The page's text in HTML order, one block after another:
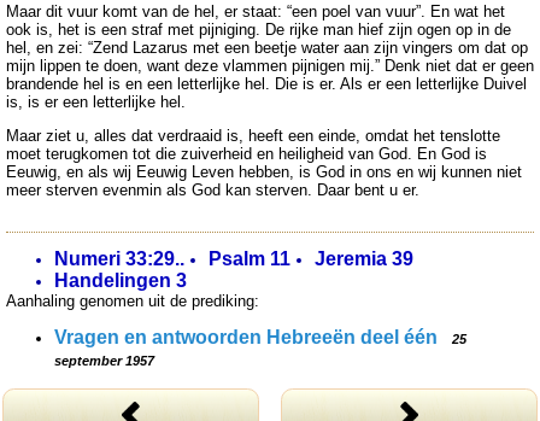
Maar dit vuur komt van de hel, er staat: “een poel van vuur”. En wat het
ook is, het is een straf met pijniging. De rijke man hief zijn ogen op in de
hel, en zei: “Zend Lazarus met een beetje water aan zijn vingers om dat op
mijn lippen te doen, want deze vlammen pijnigen mij.” Denk niet dat er geen
brandende hel is en een letterlijke hel. Die is er. Als er een letterlijke Duivel
is, is er een letterlijke hel.
Maar ziet u, alles dat verdraaid is, heeft een einde, omdat het tenslotte
moet terugkomen tot die zuiverheid en heiligheid van God. En God is
Eeuwig, en als wij Eeuwig Leven hebben, is God in ons en wij kunnen niet
meer sterven evenmin als God kan sterven. Daar bent u er.
Numeri 33:29.. Psalm 11
Jeremia 39
Handelingen 3
Aanhaling genomen uit de prediking:
Vragen en antwoorden Hebreeën deel één
25
september 1957